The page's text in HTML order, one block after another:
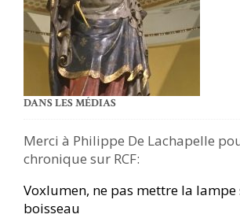
DANS LES MÉDIAS
Merci à Philippe De Lachapelle
chronique sur RCF:
Voxlumen, ne pas mettre la lampe
boisseau